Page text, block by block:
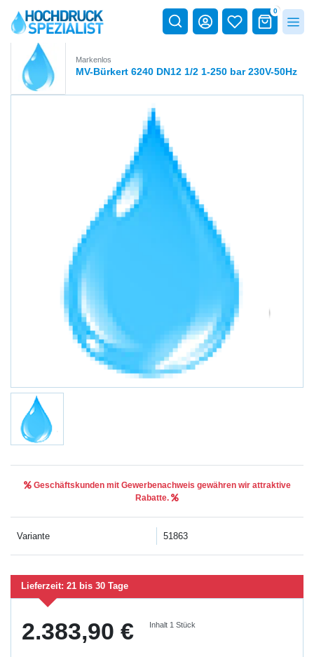
0
Markenlos
MV-Bürkert 6240 DN12 1/2 1-250 bar 230V-50Hz
Geschäftskunden mit Gewerbenachweis gewähren wir attraktive
Rabatte.
Variante 51863
Lieferzeit: 21 bis 30 Tage
2.383,90 € Inhalt 1Stück